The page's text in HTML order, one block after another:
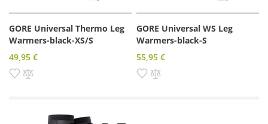
GORE Universal Thermo Leg
Warmers-black-XS/S
49,95 €
Pridať do zoznamu prianí
GORE Universal WS Leg
Warmers-black-S
55,95 €
Pridať do zoznamu prianí